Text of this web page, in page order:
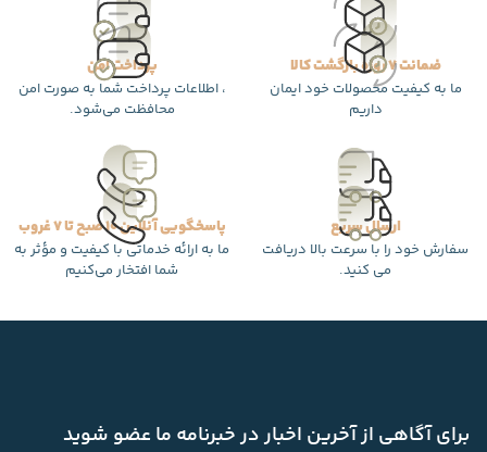
ضمانت 7 روزه بازگشت کالا
ما به کیفیت محصولات خود ایمان
داریم
پرداخت امن
، اطلاعات پرداخت شما به صورت امن
محافظت می‌شود.
ارسال سریع
سفارش خود را با سرعت بالا دریافت
می کنید.
پاسخگویی آنلاین 10 صبح تا 7 غروب
ما به ارائه خدماتی با کیفیت و مؤثر به
شما افتخار می‌کنیم
برای آگاهی از آخرین اخبار در خبرنامه ما عضو شوید